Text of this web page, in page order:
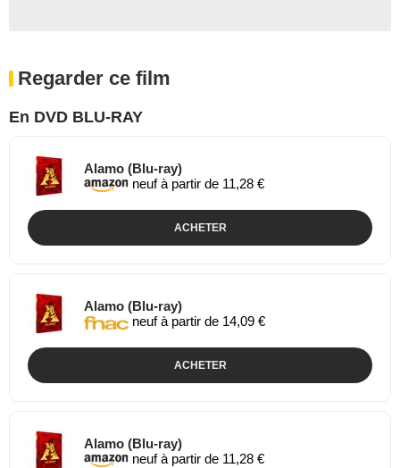
Regarder ce film
En DVD BLU-RAY
Alamo (Blu-ray)
neuf à partir de 11,28 €
ACHETER
Alamo (Blu-ray)
neuf à partir de 14,09 €
ACHETER
Alamo (Blu-ray)
neuf à partir de 11,28 €